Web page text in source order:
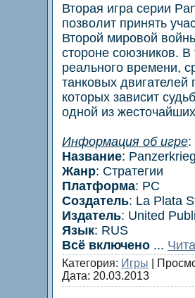
Вторая игра серии
позволит принять
Второй мировой
стороне союзников.
реального времени,
танковых
которых зависит
одной из
Информация об игре:
Название:
Жанр: Стратегии
Платформа: PC
Создатель: La Plata
Издатель: United
Язык: RUS
Всё включено ...
Категория: Игры |
Дата: 20.03.2013